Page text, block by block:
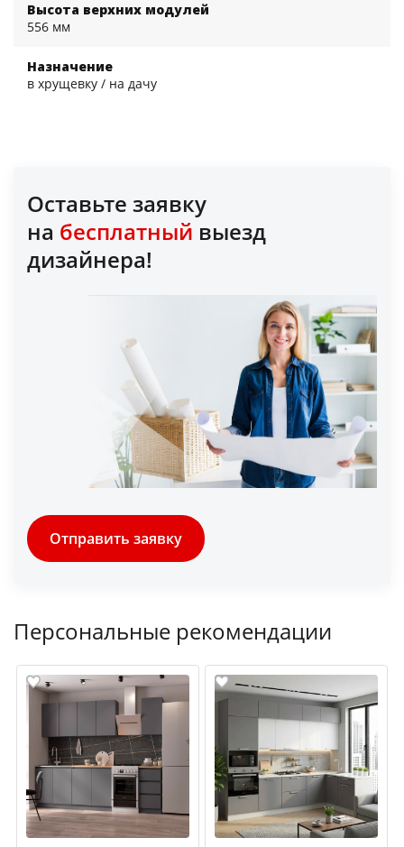
Высота верхних модулей
556 мм
Назначение
в хрущевку / на дачу
Оставьте заявку
на бесплатный выезд
дизайнера!
Отправить заявку
Персональные рекомендации